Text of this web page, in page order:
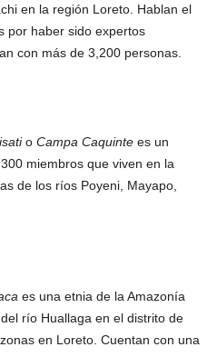
en la región Loreto. Hablan el
por haber sido expertos
con más de 3,200 personas.
o Campa Caquinte es un
miembros que viven en la
de los ríos Poyeni, Mayapo,
es una etnia de la Amazonía
río Huallaga en el distrito de
en Loreto. Cuentan con una